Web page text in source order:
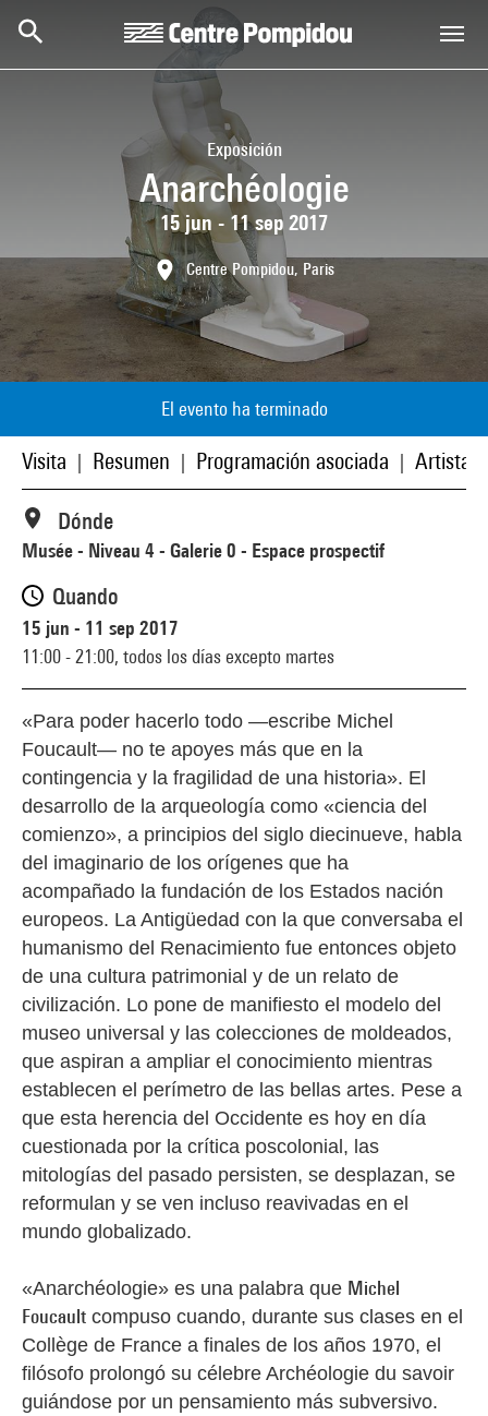
Exposición
Anarchéologie
15 jun - 11 sep 2017
Centre Pompidou, Paris
El evento ha terminado
Visita Resumen Programación asociada
«Para poder hacerlo todo —escribe Michel
Foucault— no te apoyes más que en la
contingencia y la fragilidad de una historia». El
desarrollo de la arqueología como «ciencia del
comienzo», a principios del siglo diecinueve, habla
del imaginario de los orígenes que ha
acompañado la fundación de los Estados nación
europeos. La Antigüedad con la que conversaba el
humanismo del Renacimiento fue entonces objeto
de una cultura patrimonial y de un relato de
civilización. Lo pone de manifiesto el modelo del
museo universal y las colecciones de moldeados,
que aspiran a ampliar el conocimiento mientras
establecen el perímetro de las bellas artes. Pese a
que esta herencia del Occidente es hoy en día
cuestionada por la crítica poscolonial, las
mitologías del pasado persisten, se desplazan, se
reformulan y se ven incluso reavivadas en el
mundo globalizado.
«Anarchéologie» es una palabra que Michel
Foucault compuso cuando, durante sus clases en el
Collège de France a finales de los años 1970, el
filósofo prolongó su célebre Archéologie du savoir
guiándose por un pensamiento más subversivo.
Dónde
Musée - Niveau 4 - Galerie 0 - Espace prospectif
Quando
15 jun - 11 sep 2017
11:00 - 21:00, todos los días excepto martes